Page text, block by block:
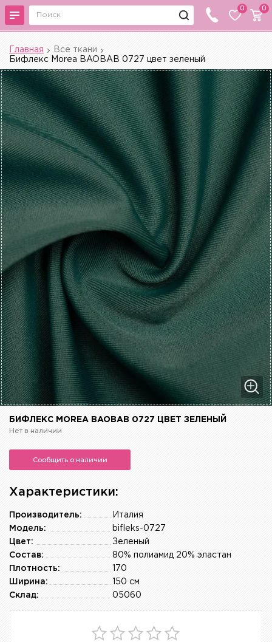
0 0
Главная
Все ткани
Бифлекс Morea BAOBAB 0727 цвет зеленый
БИФЛЕКС MOREA BAOBAB 0727 ЦВЕТ ЗЕЛЕНЫЙ
Нет в наличии
Сообщить о наличии
Характеристики:
Италия
Производитель:
bifleks-0727
Модель:
Зеленый
Цвет:
80% полиамид 20% эластан
Состав:
170
Плотность:
150 см
Ширина:
05060
Склад: